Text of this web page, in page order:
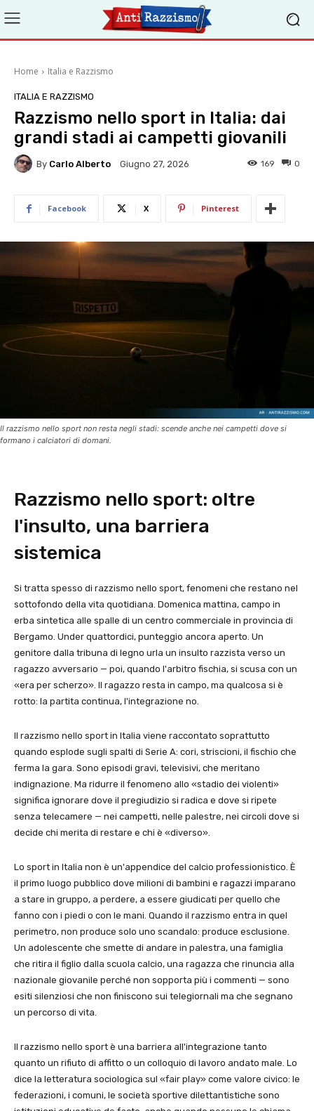
Home Italia e Razzismo
ITALIA E RAZZISMO
Razzismo nello sport in Italia: dai
grandi stadi ai campetti giovanili
By Carlo Alberto Giugno 27, 2026 0
169
Facebook X Pinterest
Il razzismo nello sport non resta negli stadi: scende anche nei campetti dove si
formano i calciatori di domani.
Razzismo nello sport: oltre
l'insulto, una barriera
sistemica
Si tratta spesso di razzismo nello sport, fenomeni che restano nel
sottofondo della vita quotidiana. Domenica mattina, campo in
erba sintetica alle spalle di un centro commerciale in provincia di
Bergamo. Under quattordici, punteggio ancora aperto. Un
genitore dalla tribuna di legno urla un insulto razzista verso un
ragazzo avversario — poi, quando l'arbitro fischia, si scusa con un
«era per scherzo». Il ragazzo resta in campo, ma qualcosa si è
rotto: la partita continua, l'integrazione no.
Il razzismo nello sport in Italia viene raccontato soprattutto
quando esplode sugli spalti di Serie A: cori, striscioni, il fischio che
ferma la gara. Sono episodi gravi, televisivi, che meritano
indignazione. Ma ridurre il fenomeno allo «stadio dei violenti»
significa ignorare dove il pregiudizio si radica e dove si ripete
senza telecamere — nei campetti, nelle palestre, nei circoli dove si
decide chi merita di restare e chi è «diverso».
Lo sport in Italia non è un'appendice del calcio professionistico. È
il primo luogo pubblico dove milioni di bambini e ragazzi imparano
a stare in gruppo, a perdere, a essere giudicati per quello che
fanno con i piedi o con le mani. Quando il razzismo entra in quel
perimetro, non produce solo uno scandalo: produce esclusione.
Un adolescente che smette di andare in palestra, una famiglia
che ritira il figlio dalla scuola calcio, una ragazza che rinuncia alla
nazionale giovanile perché non sopporta più i commenti — sono
esiti silenziosi che non finiscono sui telegiornali ma che segnano
un percorso di vita.
Il razzismo nello sport è una barriera all'integrazione tanto
quanto un rifiuto di affitto o un colloquio di lavoro andato male. Lo
dice la letteratura sociologica sul «fair play» come valore civico: le
federazioni, i comuni, le società sportive dilettantistiche sono